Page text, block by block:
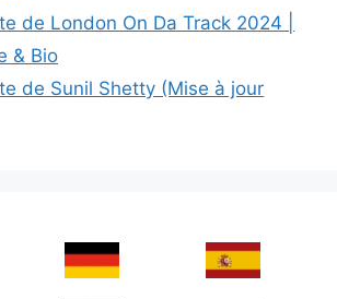
de London On Da Track 2024 |
& Bio
de Sunil Shetty (Mise à jour